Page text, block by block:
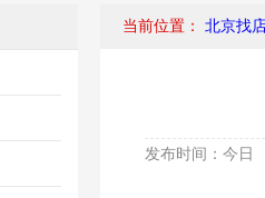
当前位置： 北京找
发布时间： 今日